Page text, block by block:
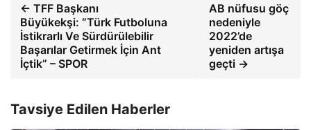
← TFF Başkanı
Büyükekşi: “Türk Futboluna
İstikrarlı Ve Sürdürülebilir
Başarılar Getirmek İçin Ant
İçtik” – SPOR
AB nüfusu göç
nedeniyle
2022’de
yeniden artışa
geçti →
Tavsiye Edilen Haberler